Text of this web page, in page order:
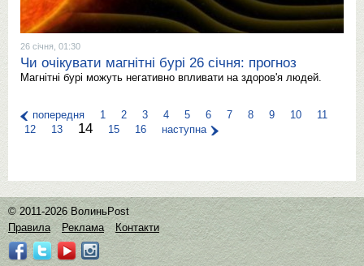
26 січня, 01:30
Чи очікувати магнітні бурі 26 січня: прогноз
Магнітні бурі можуть негативно впливати на здоров'я людей.
попередня 1 2 3 4 5 6 7 8 9 10
11
12
13 14 15 16 наступна
© 2011-2026 ВолиньPost
Правила
Реклама Контакти